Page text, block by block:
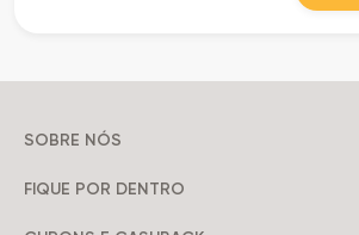
SOBRE NÓS
FIQUE POR DENTRO